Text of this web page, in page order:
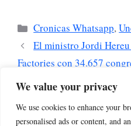
We value your privacy
We use cookies to enhance your
personalised ads or content, and
Categorías
Cronicas Whatsapp,
El ministro Jordi
Factories con 34.657
impacto económico
riesgo el acceso root